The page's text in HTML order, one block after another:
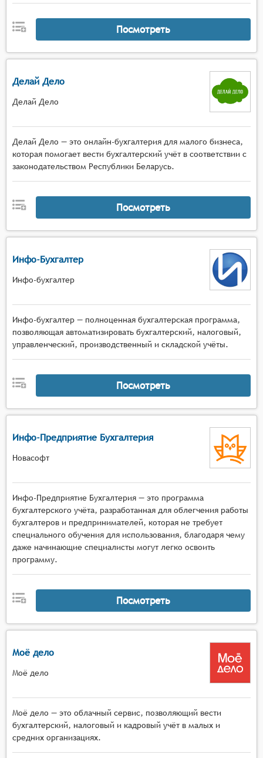
Посмотреть
Делай Дело
Делай Дело
Делай Дело — это онлайн-бухгалтерия для малого бизнеса,
которая помогает вести бухгалтерский учёт в соответствии с
законодательством Республики Беларусь.
Посмотреть
Инфо-Бухгалтер
Инфо-бухгалтер
Инфо-бухгалтер — полноценная бухгалтерская программа,
позволяющая автоматизировать бухгалтерский, налоговый,
управленческий, производственный и складской учёты.
Посмотреть
Инфо-Предприятие Бухгалтерия
Новасофт
Инфо-Предприятие Бухгалтерия — это программа
бухгалтерского учёта, разработанная для облегчения работы
бухгалтеров и предпринимателей, которая не требует
специального обучения для использования, благодаря чему
даже начинающие специалисты могут легко освоить
программу.
Посмотреть
Моё дело
Моё дело
Моё дело — это облачный сервис, позволяющий вести
бухгалтерский, налоговый и кадровый учёт в малых и
средних организациях.